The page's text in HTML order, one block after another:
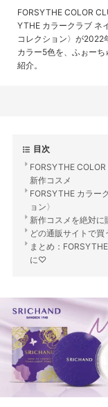
FORSYTHE COLOR
YTHE カラークラブ ネ
コレクション〉が2022
カラー5色を、ふぉー
紹介。
目次
FORSYTHE
新作コスメ
FORSYTHE カラー
ョン〉
新作コスメを絶対に
どの通販サイトで買
まとめ：
に♡